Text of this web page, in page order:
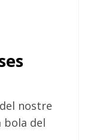
nostre
bola del